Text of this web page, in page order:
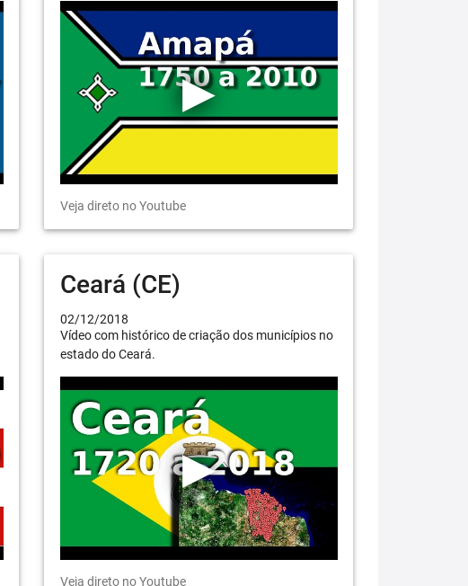
Veja direto no Youtube
Ceará (CE)
02/12/2018
Vídeo com histórico de criação dos municípios no
estado do Ceará.
Veja direto no Youtube